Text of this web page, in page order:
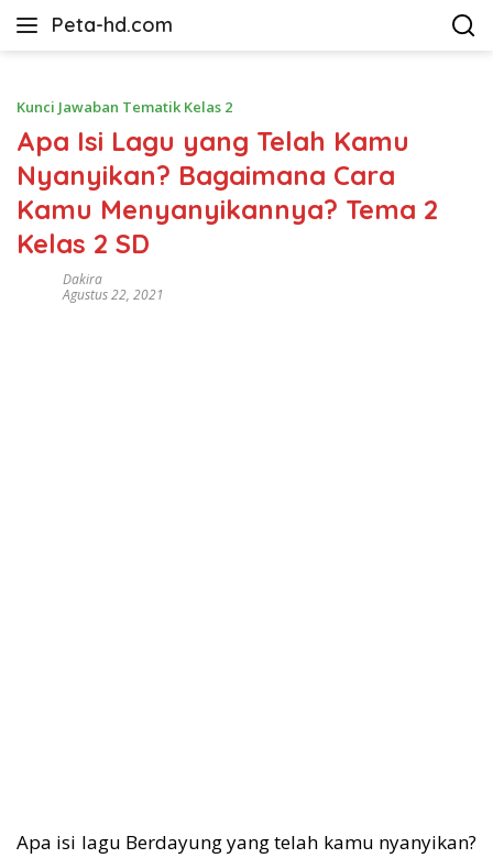
Peta-hd.com
Kumpulan
HD
Kunci Jawaban Tematik Kelas 2
Apa Isi Lagu yang Telah Kamu
Nyanyikan? Bagaimana Cara
Kamu Menyanyikannya? Tema 2
Kelas 2 SD
Dakira
Agustus 22, 2021
Apa isi lagu Berdayung yang telah kamu nyanyikan?